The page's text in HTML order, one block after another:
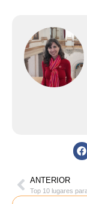
ANTERIOR